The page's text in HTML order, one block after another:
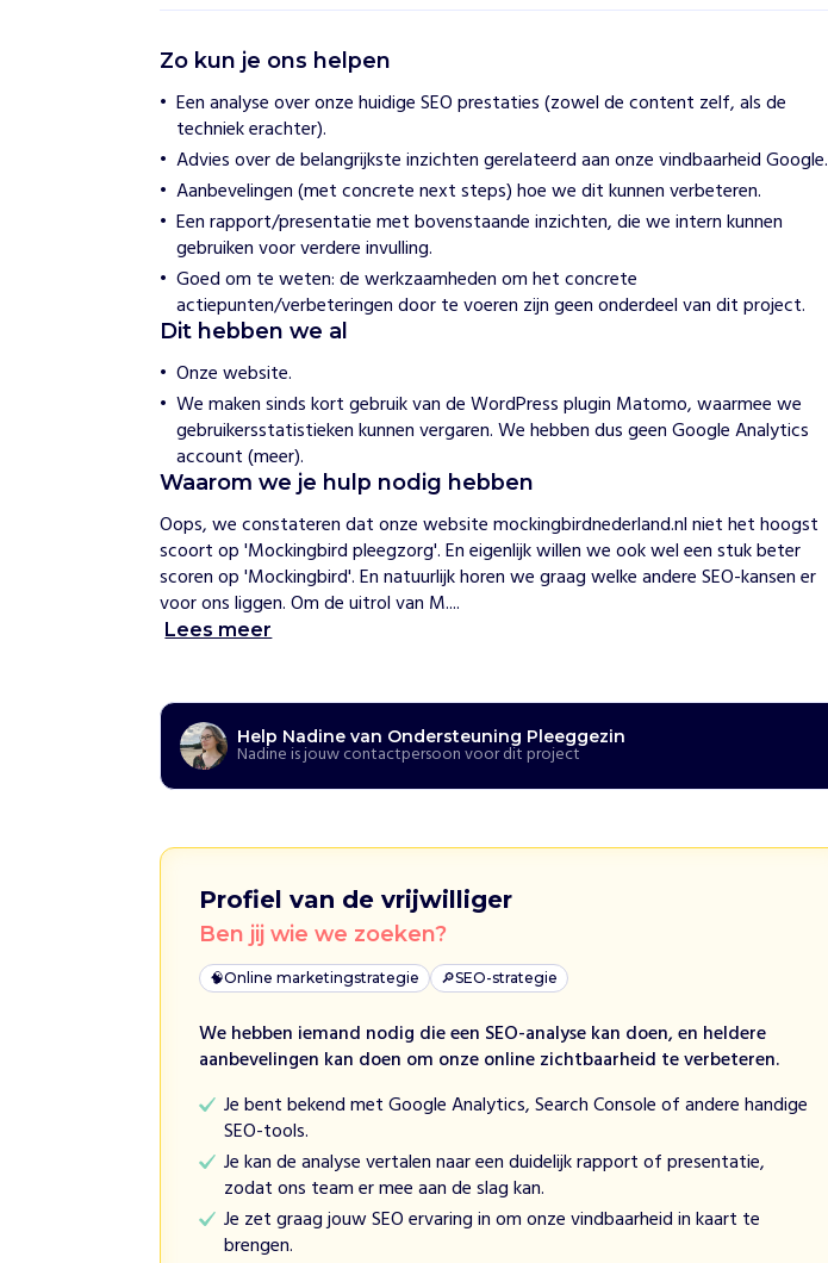
n
e
r
s
e
u
n
i
n
g
P
e
e
g
g
e
z
i
n
H
e
j
e
l
O
Zo kun je ons helpen
Een analyse over onze huidige SEO prestaties (zowel de content zelf, als de
techniek erachter).
Advies over de belangrijkste inzichten gerelateerd aan onze vindbaarheid Google.
Aanbevelingen (met concrete next steps) hoe we dit kunnen verbeteren.
Een rapport/presentatie met bovenstaande inzichten, die we intern kunnen
gebruiken voor verdere invulling.
Goed om te weten: de werkzaamheden om het concrete
actiepunten/verbeteringen door te voeren zijn geen onderdeel van dit project.
Dit hebben we al
Onze website.
We maken sinds kort gebruik van de WordPress plugin Matomo, waarmee we
gebruikersstatistieken kunnen vergaren. We hebben dus geen Google Analytics
account (meer).
Waarom we je hulp nodig hebben
Oops, we constateren dat onze website mockingbirdnederland.nl niet het hoogst
scoort op 'Mockingbird pleegzorg'. En eigenlijk willen we ook wel een stuk beter
scoren op 'Mockingbird'. En natuurlijk horen we graag welke andere SEO-kansen er
voor ons liggen. Om de uitrol van M....
Lees meer
Help Nadine van Ondersteuning Pleeggezin
Nadine is jouw contactpersoon voor dit project
Profiel van de vrijwilliger
Ben jij wie we zoeken?
🧠Online marketingstrategie 🔎SEO-strategie
We hebben iemand nodig die een SEO-analyse kan doen, en heldere
aanbevelingen kan doen om onze online zichtbaarheid te verbeteren.
Je bent bekend met Google Analytics, Search Console of andere handige
SEO-tools.
Je kan de analyse vertalen naar een duidelijk rapport of presentatie,
zodat ons team er mee aan de slag kan.
Je zet graag jouw SEO ervaring in om onze vindbaarheid in kaart te
brengen.